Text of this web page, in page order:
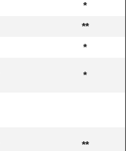
*
**
*
*
**